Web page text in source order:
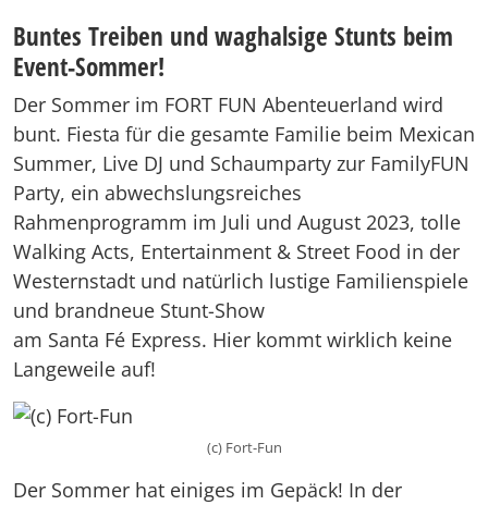
Buntes Treiben und waghalsige Stunts beim
Event-Sommer!
Der Sommer im FORT FUN Abenteuerland wird
bunt. Fiesta für die gesamte Familie beim Mexican
Summer, Live DJ und Schaumparty zur FamilyFUN
Party, ein abwechslungsreiches
Rahmenprogramm im Juli und August 2023, tolle
Walking Acts, Entertainment & Street Food in der
Westernstadt und natürlich lustige Familienspiele
und brandneue Stunt-Show
am Santa Fé Express. Hier kommt wirklich keine
Langeweile auf!
(c) Fort-Fun
Der Sommer hat einiges im Gepäck! In der